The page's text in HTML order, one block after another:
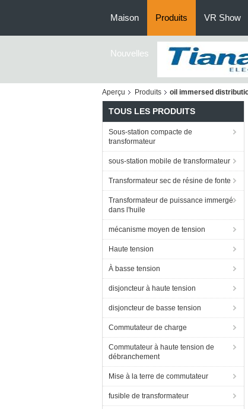
Maison Produits VR Show
Nouvelles
Aperçu Produits oil immersed
TOUS LES PRODUITS
Sous-station compacte de
transformateur
sous-station mobile de transformateur
Transformateur sec de résine de fonte
Transformateur de puissance immergé
dans l'huile
mécanisme moyen de tension
Haute tension
À basse tension
disjoncteur à haute tension
disjoncteur de basse tension
Commutateur de charge
Commutateur à haute tension de
débranchement
Mise à la terre de commutateur
fusible de transformateur